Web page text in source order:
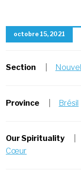
octobre 15, 2021
Section
Province Brésil
Our Spirituality
Cœur